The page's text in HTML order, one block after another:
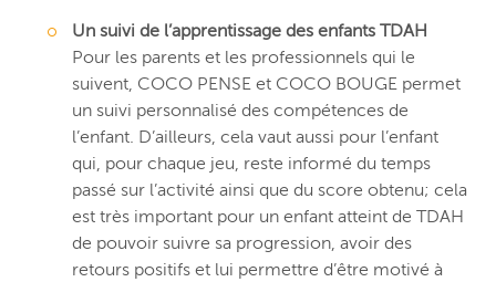
Un suivi de l’apprentissage des enfants TDAH
Pour les parents et les professionnels qui le
suivent, COCO PENSE et COCO BOUGE permet
un suivi personnalisé des compétences de
l’enfant. D’ailleurs, cela vaut aussi pour l’enfant
qui, pour chaque jeu, reste informé du temps
passé sur l’activité ainsi que du score obtenu; cela
est très important pour un enfant atteint de TDAH
de pouvoir suivre sa progression, avoir des
retours positifs et lui permettre d’être motivé à